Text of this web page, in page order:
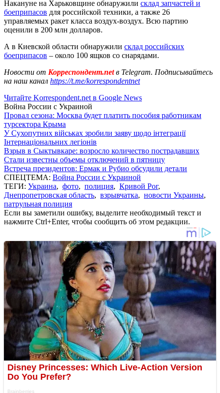
Накануне на Харьковщине обнаружили склад запчастей и
боеприпасов для российской техники, а также 26
управляемых ракет класса воздух-воздух. Всю партию
оценили в 200 млн долларов.
А в Киевской области обнаружили склад российских
боеприпасов – около 100 ящков со снарядами.
Новости от Корреспондент.netв Telegram. Подписывайтесь
на наш канал https://t.me/korrespondentnet
Читайте Korrespondent.net в Google News
Война России с Украиной
Провал сезона: Москва будет платить пособия работникам
турсектора Крыма
У Сухопутних військах зробили заяву щодо інтеграції
Інтернаціональних легіонів
Взрыв в Сыктывкаре: возросло количество пострадавших
Стали известны объемы отключений в пятницу
Встреча президентов: Ермак и Рубио обсудили детали
СПЕЦТЕМА: Война России с Украиной
ТЕГИ: Украина, фото, полиция, Кривой Рог,
Днепропетровская область, взрывчатка, новости Украины,
патрульная полиция
Если вы заметили ошибку, выделите необходимый текст и
нажмите Ctrl+Enter, чтобы сообщить об этом редакции.